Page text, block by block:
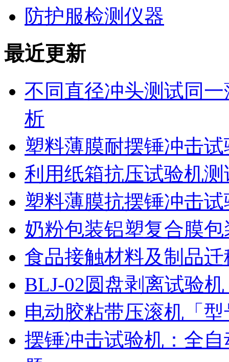
防护服检测仪器
最近更新
不同直径冲头测试同
析
塑料薄膜耐摆锤冲击
利用纸箱抗压试验机
塑料薄膜抗摆锤冲击
奶粉包装铝塑复合膜
食品接触材料及制品
BLJ-02圆盘剥离试验
电动胶粘带压滚机「
摆锤冲击试验机：全